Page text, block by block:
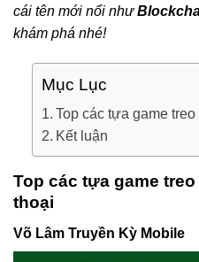
cái tên mới nổi như
khám phá nhé!
Mục Lục
Top các tựa game
Kết luận
Top các tựa game
thoại
Võ Lâm Truyền Kỳ Mobile